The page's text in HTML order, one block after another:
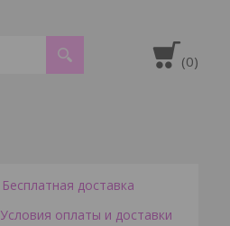
Бесплатная доставка
Условия оплаты и доставки